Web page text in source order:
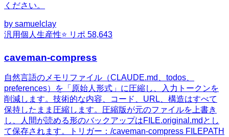
ください。
by samuelclay
汎用個人生産性⭐ リポ 58,643
caveman-compress
自然言語のメモリファイル（CLAUDE.md、todos、
preferences）を「原始人形式」に圧縮し、入力トークンを
削減します。技術的な内容、コード、URL、構造はすべて
保持したまま圧縮します。圧縮版が元のファイルを上書き
し、人間が読める形のバックアップはFILE.original.mdとし
て保存されます。トリガー：/caveman-compress FILEPATH